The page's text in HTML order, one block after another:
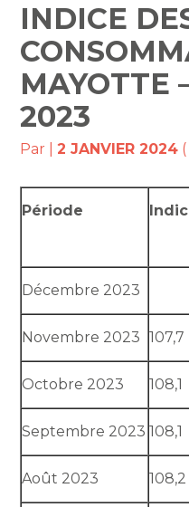
INDICE
MAYOTTE
2023
Par |2 JANVIER 2024
Période
Décembre 2023
Novembre 2023 107,7
Octobre 2023 108,1
Septembre 2023 108,1
Août 2023 108,2